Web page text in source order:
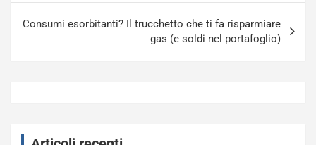
Consumi esorbitanti? Il trucchetto che ti fa risparmiare
gas (e soldi nel portafoglio)